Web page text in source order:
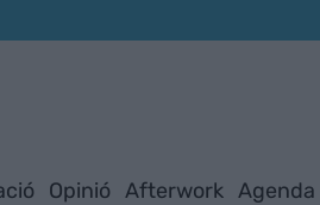
Opinió Afterwork Agenda